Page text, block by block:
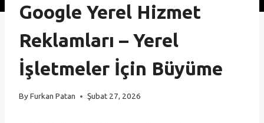
Google Yerel Hizmet
Reklamları – Yerel
İşletmeler İçin Büyüme
ByFurkan Patan Şubat 27, 2026